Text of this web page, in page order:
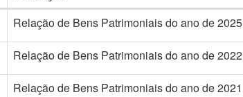
Relação de Bens Patrimoniais do ano de 2025
Relação de Bens Patrimoniais do ano de 2022
Relação de Bens Patrimoniais do ano de 2021